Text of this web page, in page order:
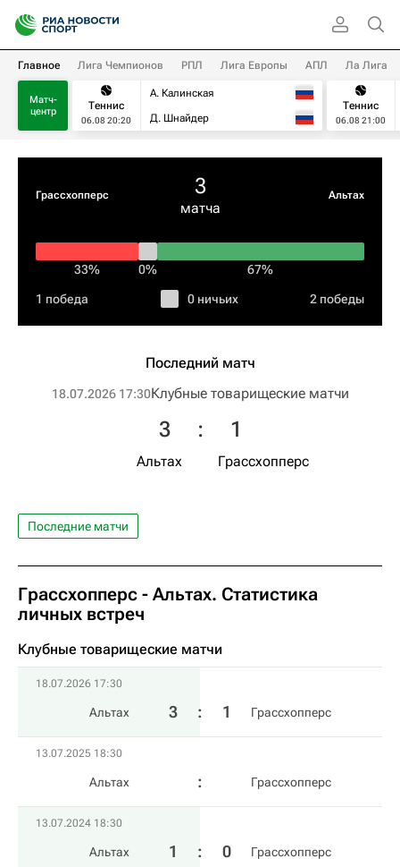
Главное Лига Чемпионов РПЛ Лига Европы АПЛ Ла Лига
Матч-
центр
Теннис
06.08 20:20
А. Калинская
Д. Шнайдер
Теннис
06.08 21:00
Грассхопперс 3
матча
Альтах
33% 0% 67%
1 победа 0 ничьих 2 победы
Последний матч
18.07.2026 17:30Клубные товарищеские матчи
Альтах
3 : 1
Грассхопперс
Последние матчи
Грассхопперс - Альтах. Статистика
личных встреч
Клубные товарищеские матчи
18.07.2026 17:30
Альтах 3 : 1 Грассхопперс
13.07.2025 18:30
Альтах Грассхопперс
13.07.2024 18:30
Альтах 1 : 0 Грассхопперс